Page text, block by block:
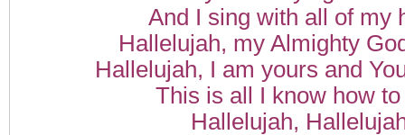
And I sing with all of my
Hallelujah, my Almighty
Hallelujah, I am yours and
This is all I know how
Hallelujah,